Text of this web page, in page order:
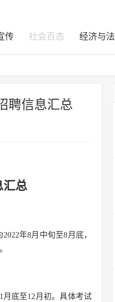
传 社会百态 经济与法
聘信息汇总
汇总
年8月中旬至8月底，
底至12月初。具体考试